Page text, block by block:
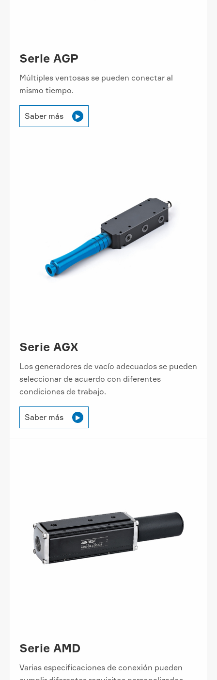
Serie AGP
Múltiples ventosas se pueden conectar al
mismo tiempo.
Saber más 
Serie AGX
Los generadores de vacío adecuados se pueden
seleccionar de acuerdo con diferentes
condiciones de trabajo.
Saber más 
Serie AMD
Varias especificaciones de conexión pueden